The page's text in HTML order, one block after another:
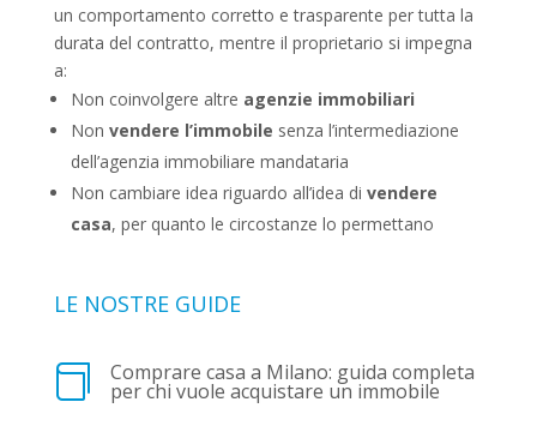
un comportamento corretto e trasparente per tutta la
durata del contratto, mentre il proprietario si impegna
a:
Non coinvolgere altre agenzie immobiliari
Non vendere l’immobile senza l’intermediazione
dell’agenzia immobiliare mandataria
Non cambiare idea riguardo all’idea di vendere
casa, per quanto le circostanze lo permettano
LE NOSTRE GUIDE
 Comprare casa a Milano: guida completa
per chi vuole acquistare un immobile